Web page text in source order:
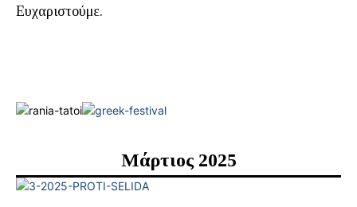
Ευχαριστούμε.
Μάρτιος 2025